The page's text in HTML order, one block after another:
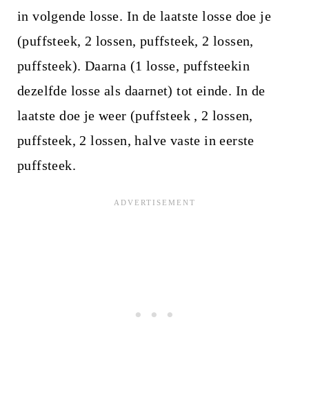
in volgende losse. In de laatste losse doe je
(puffsteek, 2 lossen, puffsteek, 2 lossen,
puffsteek). Daarna (1 losse, puffsteekin
dezelfde losse als daarnet) tot einde. In de
laatste doe je weer (puffsteek , 2 lossen,
puffsteek, 2 lossen, halve vaste in eerste
puffsteek.